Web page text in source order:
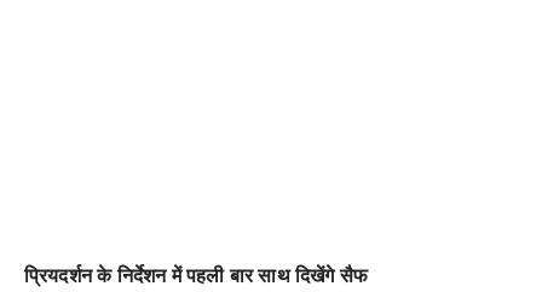
प्रियदर्शन के निर्देशन में पहली बार साथ दिखेंगे सैफ